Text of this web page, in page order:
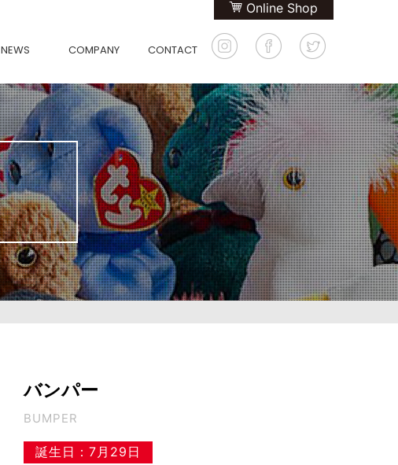
Online Shop
NEWS COMPANY CONTACT
バンパー
BUMPER
誕生日：7月29日